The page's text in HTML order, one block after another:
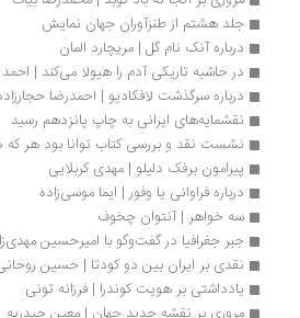
جلد هشتم از طنزآوران جهان نمایش
درباره آنک نام گل | مریچارد المان
در حاشیه تاریکی آدم را هیولا می‌کند | احمد آفتابی
درباره سرگذشت لافکادیو | احمدرضا حجارزاده
نقشمایه‌های ایرانی به چاپ پانزدهم رسید
نشست نقد و بررسی کتاب توانا بود هر که دانا بود
پیرامون برفک دلیلو | مهدی کربلایی
درباره فراوانی یا وفور | ایما موسی‌زاده
سه خواهر | آنتوان چخوف
جبر جغرافیا در گفت‌وگو با اميرحسين مهدی‌زاده
نقدی بر ایران بین دو کودتا | حسین روحانی صدر
یادداشتی بر هویت کوندرا | فرزانه تونی